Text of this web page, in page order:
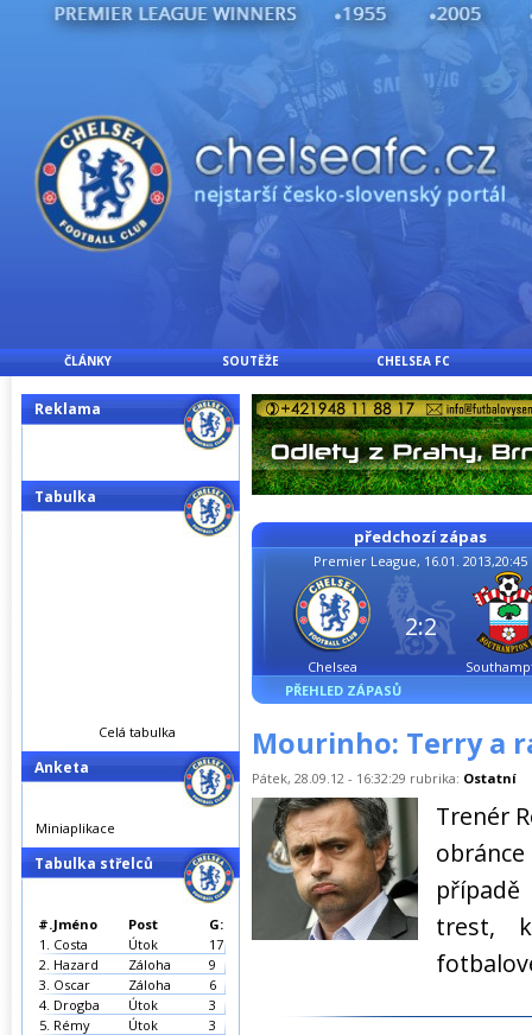
ČLÁNKY SOUTĚŽE CHELSEA FC
předchozí zápas
Premier League, 16.01. 2013,20:45
Chelsea
2:2
PŘEHLED ZÁPASŮ
Mourinho: Terry a
Pátek, 28.09.12 - 16:32:29 rubrika: Ostatní
Trenér
trest,
Reklama
Tabulka
Celá tabulka
Anketa
Miniaplikace
Tabulka střelců
#.Jméno Post
G:
1. Costa Útok
17
2. Hazard Záloha
9
3. Oscar Záloha
6
4. Drogba Útok
3
5. Rémy Útok 3